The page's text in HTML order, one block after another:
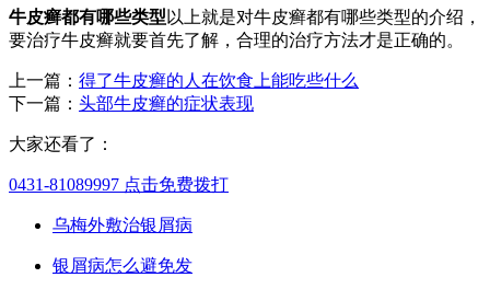
牛皮癣都有哪些类型 以上就是对牛皮癣都有哪些类型的介绍，
要治疗牛皮癣就要首先了解，合理的治疗方法才是正确的。
上一篇： 得了牛皮癣的人在饮食上能吃些什么
下一篇： 头部牛皮癣的症状表现
大家还看了：
0431-81089997 点击免费拨打
乌梅外敷治银屑病
银屑病怎么避免发